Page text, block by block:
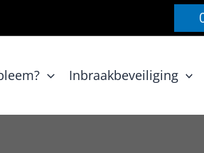
Inbraakbeveiliging